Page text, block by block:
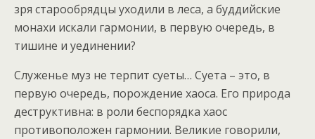
зря старообрядцы уходили в леса, а буддийские
монахи искали гармонии, в первую очередь, в
тишине и уединении?
Служенье муз не терпит суеты… Суета – это, в
первую очередь, порождение хаоса. Его природа
деструктивна: в роли беспорядка хаос
противоположен гармонии. Великие говорили,